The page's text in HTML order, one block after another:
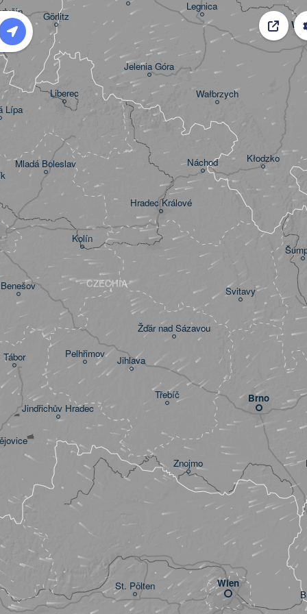
Wałbrzych
Liberec
Legnica
Jelenia Góra
Görlitz
Brno
Hradec Králové
Jihlava
Kłodzko
Třebíč
Tábor
Lípa
Kolín
Svitavy
Benešov
Pelhřimov
Náchod
Žďár nad Sázavou
Jindřichův Hradec
Mladá Boleslav
CZECHIA
Wien
St. Pölten
Znojmo